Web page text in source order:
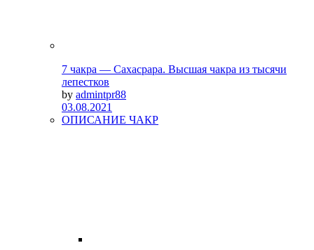
7 чакра — Сахасрара. Высшая чакра из тысячи
лепестков
by admintpr88
03.08.2021
ОПИСАНИЕ ЧАКР